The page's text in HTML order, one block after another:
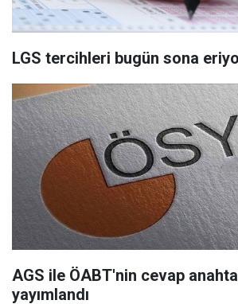
LGS tercihleri bugün sona
AGS ile ÖABT'nin cevap
yayımlandı